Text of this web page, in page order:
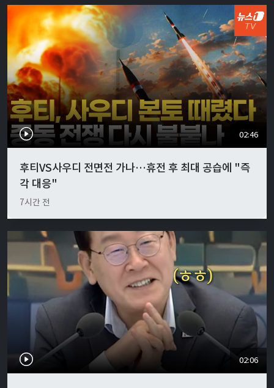
02:46
후티VS사우디 전면전 가나…휴전 후 최대 공습에 "즉
각 대응"
7시간 전
02:06